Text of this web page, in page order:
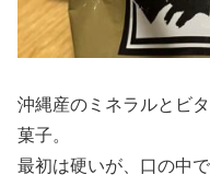
沖縄産のミネラルとビ
菓子。
最初は硬いが、口の中